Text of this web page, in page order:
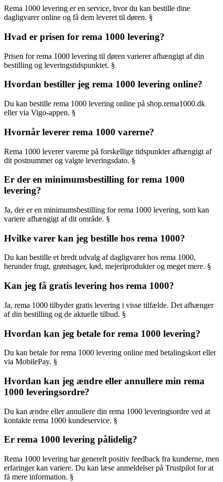
Rema 1000 levering er en service, hvor du kan bestille dine
dagligvarer online og få dem leveret til døren. §
Hvad er prisen for rema 1000 levering?
Prisen for rema 1000 levering til døren varierer afhængigt af din
bestilling og leveringstidspunktet. §
Hvordan bestiller jeg rema 1000 levering online?
Du kan bestille rema 1000 levering online på shop.rema1000.dk
eller via Vigo-appen. §
Hvornår leverer rema 1000 varerne?
Rema 1000 leverer varerne på forskellige tidspunkter afhængigt af
dit postnummer og valgte leveringsdato. §
Er der en minimumsbestilling for rema 1000
levering?
Ja, der er en minimumsbestilling for rema 1000 levering, som kan
variere afhængigt af dit område. §
Hvilke varer kan jeg bestille hos rema 1000?
Du kan bestille et bredt udvalg af dagligvarer hos rema 1000,
herunder frugt, grøntsager, kød, mejeriprodukter og meget mere. §
Kan jeg få gratis levering hos rema 1000?
Ja, rema 1000 tilbyder gratis levering i visse tilfælde. Det afhænger
af din bestilling og de aktuelle tilbud. §
Hvordan kan jeg betale for rema 1000 levering?
Du kan betale for rema 1000 levering online med betalingskort eller
via MobilePay. §
Hvordan kan jeg ændre eller annullere min rema
1000 leveringsordre?
Du kan ændre eller annullere din rema 1000 leveringsordre ved at
kontakte rema 1000 kundeservice. §
Er rema 1000 levering pålidelig?
Rema 1000 levering har generelt positiv feedback fra kunderne, men
erfaringer kan variere. Du kan læse anmeldelser på Trustpilot for at
få mere information. §